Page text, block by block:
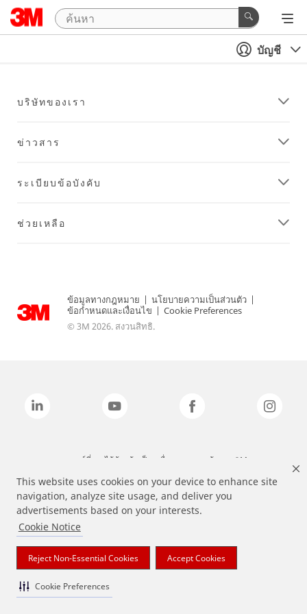
This website uses cookies on your device to enhance site
navigation, analyze site usage, and deliver you
advertisements based on your interests.
Cookie Notice
Reject Non-Essential Cookies Accept Cookies
Cookie Preferences
บัญชี
บริษัทของเรา
ข่าวสาร
ระเบียบข้อบังคับ
ช่วยเหลือ
ข้อมูลทางกฎหมาย | นโยบายความเป็นส่วนตัว |
ข้อกำหนดและเงื่อนไข | Cookie Preferences
© 3M 2026. สงวนสิทธิ.
แบรนด์ที่ระบุไว้ข้างต้นเป็นเครื่องหมายการค้าของ 3M